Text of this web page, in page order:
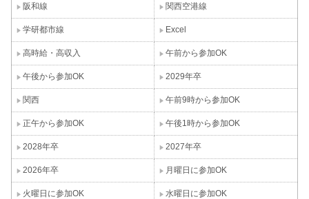
阪和線 関西空港線
学研都市線 Excel
高時給・高収入 午前から参加OK
午後から参加OK 2029年卒
関西 午前9時から参加OK
正午から参加OK 午後1時から参加OK
2028年卒 2027年卒
2026年卒 月曜日に参加OK
火曜日に参加OK 水曜日に参加OK